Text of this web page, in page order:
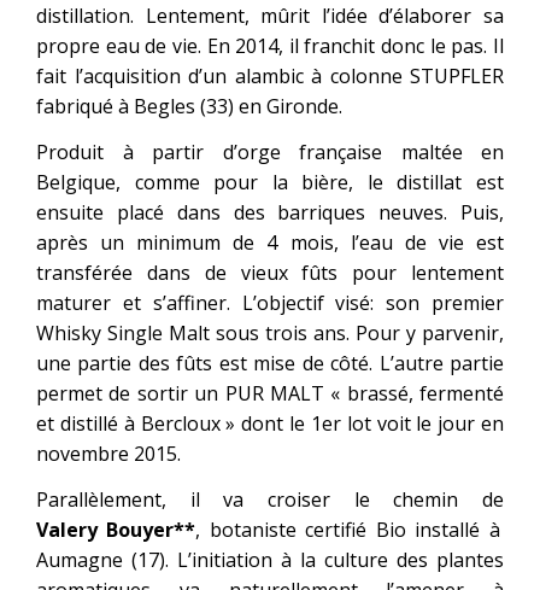
distillation. Lentement, mûrit l’idée d’élaborer sa
propre eau de vie. En 2014, il franchit donc le pas. Il
fait l’acquisition d’un alambic à colonne STUPFLER
fabriqué à Begles (33) en Gironde.
Produit à partir d’orge française maltée en
Belgique, comme pour la bière, le distillat est
ensuite placé dans des barriques neuves. Puis,
après un minimum de 4 mois, l’eau de vie est
transférée dans de vieux fûts pour lentement
maturer et s’affiner. L’objectif visé: son premier
Whisky Single Malt sous trois ans. Pour y parvenir,
une partie des fûts est mise de côté. L’autre partie
permet de sortir un PUR MALT « brassé, fermenté
et distillé à Bercloux » dont le 1er lot voit le jour en
novembre 2015.
Parallèlement, il va croiser le chemin de
Valery Bouyer**, botaniste certifié Bio installé à
Aumagne (17). L’initiation à la culture des plantes